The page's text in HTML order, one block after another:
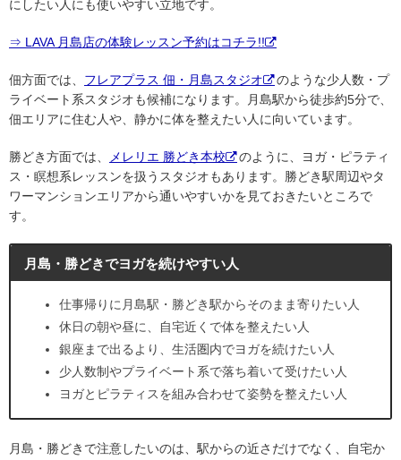
にしたい人にも使いやすい立地です。
⇒ LAVA 月島店の体験レッスン予約はコチラ!!
佃方面では、 フレアプラス 佃・月島スタジオ
のような少人数・プ
ライベート系スタジオも候補になります。月島駅から徒歩約5分で、
佃エリアに住む人や、静かに体を整えたい人に向いています。
勝どき方面では、 メレリエ 勝どき本校
のように、ヨガ・ピラティ
ス・瞑想系レッスンを扱うスタジオもあります。勝どき駅周辺やタ
ワーマンションエリアから通いやすいかを見ておきたいところで
す。
月島・勝どきでヨガを続けやすい人
仕事帰りに月島駅・勝どき駅からそのまま寄りたい人
休日の朝や昼に、自宅近くで体を整えたい人
銀座まで出るより、生活圏内でヨガを続けたい人
少人数制やプライベート系で落ち着いて受けたい人
ヨガとピラティスを組み合わせて姿勢を整えたい人
月島・勝どきで注意したいのは、駅からの近さだけでなく、自宅か